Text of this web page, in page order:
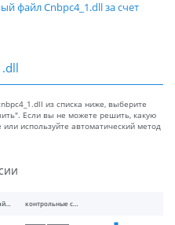
файл Cnbpc4_1.dll за счет
из списка ниже, выберите
Если вы не можете решить, какую
используйте автоматический метод
размер файлы контрольные суммы